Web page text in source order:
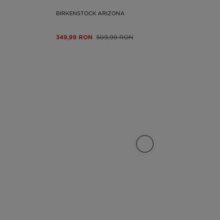
BIRKENSTOCK ARIZONA
349,99 RON 509,99 RON